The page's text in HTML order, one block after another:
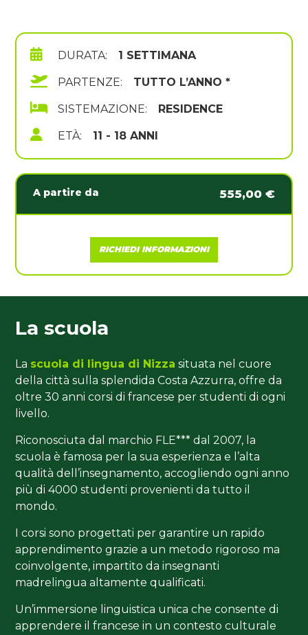
DURATA: 1 SETTIMANA
PARTENZE: TUTTO L’ANNO *
SISTEMAZIONE: RESIDENCE
ETÀ: 11 - 18 ANNI
A partire da 555,00 €
RICHIEDI INFORMAZIONI
La scuola
La scuola di lingua di Nizza situata nel cuore
della città sulla splendida Costa Azzurra, offre da
oltre 30 anni corsi di francese per studenti di ogni
livello.
Riconosciuta dal marchio FLE*** dal 2007, la
scuola è famosa per la sua esperienza e l’alta
qualità dell’insegnamento, accogliendo ogni anno
più di 4000 studenti provenienti da tutto il
mondo.
I corsi sono progettati per garantire un rapido
apprendimento grazie a un metodo rigoroso ma
coinvolgente, impartito da insegnanti
madrelingua altamente qualificati.
Un’immersione linguistica unica che consente di
apprendere il francese in un contesto culturale